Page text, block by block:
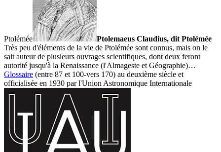
Ptolémée
Ptolemaeus Claudius, dit Ptolémée
Très peu d'éléments de la vie de Ptolémée sont connus, mais on le
sait auteur de plusieurs ouvrages scientifiques, dont deux feront
autorité jusqu'à la Renaissance (l'Almageste et Géographie)…
Glossaire (entre 87 et 100-vers 170) au deuxième siècle et
officialisée en 1930 par l'Union Astronomique Internationale